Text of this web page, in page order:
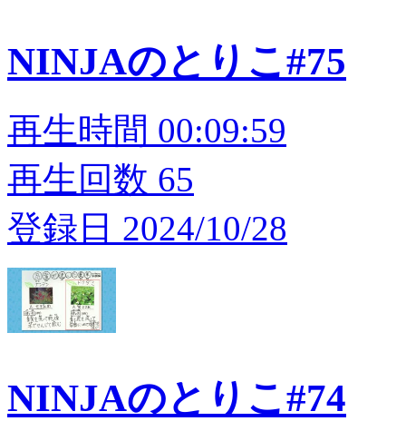
NINJAのとりこ#75
再生時間 00:09:59
再生回数 65
登録日 2024/10/28
NINJAのとりこ#74